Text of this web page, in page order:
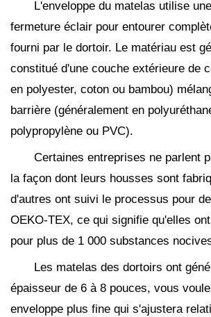
L'enveloppe du matelas utilise
fermeture éclair pour entourer
fourni par le dortoir. Le matériau est
constitué d'une couche extérieure de
en polyester, coton ou bambou)
barrière (généralement en
polypropylène ou PVC).
Certaines entreprises ne parlent
la façon dont leurs housses sont
d'autres ont suivi le processus pour
OEKO-TEX, ce qui signifie qu'elles
pour plus de 1 000 substances
Les matelas des dortoirs ont
épaisseur de 6 à 8 pouces, vous
enveloppe plus fine qui s'ajustera